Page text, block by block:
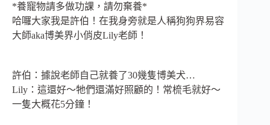
*養寵物請多做功課，請勿棄養*
哈囉大家我是許伯！在我身旁就是人稱狗狗界易容
大師aka博美界小俏皮Lily老師！
許伯：據說老師自己就養了30幾隻博美犬…
Lily：這還好～牠們還滿好照顧的！常梳毛就好～
一隻大概花5分鐘！